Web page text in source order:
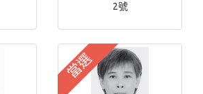
2號
當選